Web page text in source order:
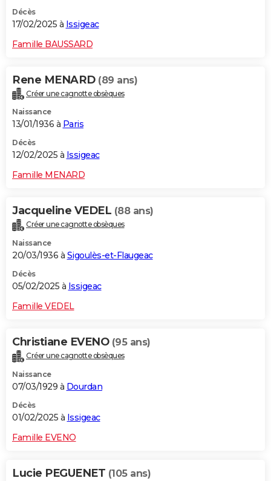
Décès
17/02/2025 à Issigeac
Famille BAUSSARD
Rene MENARD (89 ans)
Créer une cagnotte obsèques
Naissance
13/01/1936 à Paris
Décès
12/02/2025 à Issigeac
Famille MENARD
Jacqueline VEDEL (88 ans)
Créer une cagnotte obsèques
Naissance
20/03/1936 à Sigoulès-et-Flaugeac
Décès
05/02/2025 à Issigeac
Famille VEDEL
Christiane EVENO (95 ans)
Créer une cagnotte obsèques
Naissance
07/03/1929 à Dourdan
Décès
01/02/2025 à Issigeac
Famille EVENO
Lucie PEGUENET (105 ans)